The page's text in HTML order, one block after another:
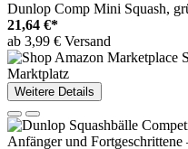
Dunlop Comp Mini Squash,
21,64 €*
ab 3,99 € Versand
Marktplatz
Weitere Details